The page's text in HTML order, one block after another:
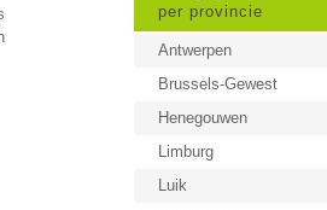
per provincie
Antwerpen
Brussels-Gewest
Henegouwen
Limburg
Luik